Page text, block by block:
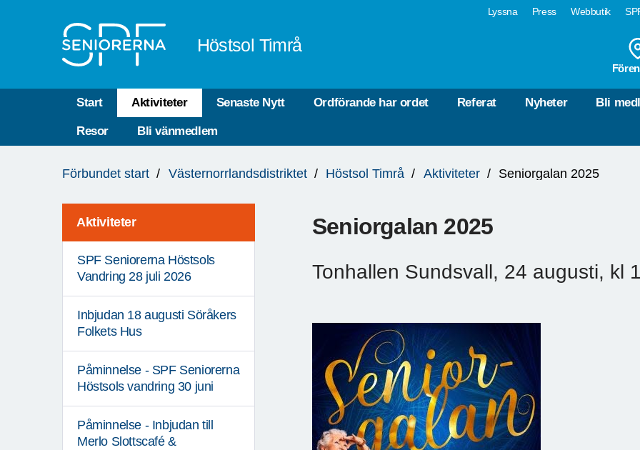
Lyssna Press Webbutik
Höstsol Timrå
Start Aktiviteter Senaste Nytt Ordförande har ordet Referat Nyheter Bli
Resor Bli vänmedlem
är
Förbundet start Västernorrlandsdistriktet Höstsol Timrå Aktiviteter Seniorgalan 2025
Aktiviteter
SPF Seniorerna Höstsols
Vandring 28 juli 2026
Inbjudan 18 augusti Söråkers
Folkets Hus
Påminnelse - SPF Seniorerna
Höstsols vandring 30 juni
Påminnelse - Inbjudan till
Merlo Slottscafé &
Seniorgalan 2025
Tonhallen Sundsvall, 24 augusti, kl